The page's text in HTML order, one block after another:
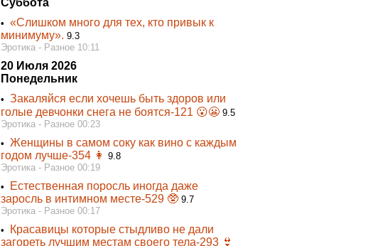
Суббота
• «Слишком много для тех, кто привык к
минимуму». 9.3
Эротика - Разное 10:11
20 Июля 2026
Понедельник
• Закаляйся если хочешь быть здоров или
голые девчонки снега не боятся-121 😮😬 9.5
Эротика - Разное 00:23
• Женщины в самом соку как вино с каждым
годом лучше-354 👩‍ 9.8
Эротика - Разное 00:19
•
Естественная поросль иногда даже
заросль в интимном месте-529 🥸 9.7
Эротика - Разное 00:17
•
Красавицы которые стыдливо не дали
загореть лучшим местам своего тела-293 👙